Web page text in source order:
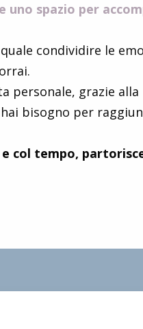
spazio per
condividire le
personale, grazie
bisogno per
col tempo,